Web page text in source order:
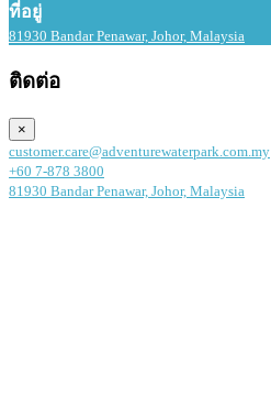
ที่อยู่
81930 Bandar Penawar, Johor, Malaysia
ติดต่อ
×
customer.care@adventurewaterpark.com.my
+60 7-878 3800
81930 Bandar Penawar, Johor, Malaysia